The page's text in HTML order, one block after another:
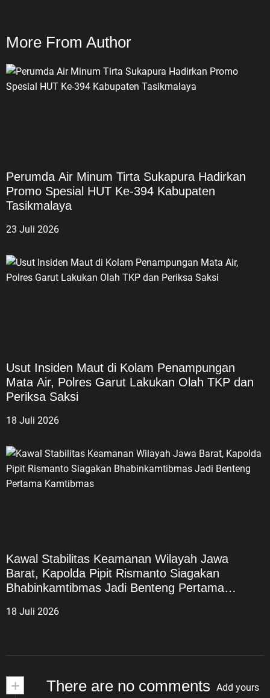
More From Author
Perumda Air Minum Tirta Sukapura Hadirkan
Promo Spesial HUT Ke-394 Kabupaten
Tasikmalaya
23 Juli 2026
Usut Insiden Maut di Kolam Penampungan
Mata Air, Polres Garut Lakukan Olah TKP dan
Periksa Saksi
18 Juli 2026
Kawal Stabilitas Keamanan Wilayah Jawa
Barat, Kapolda Pipit Rismanto Siagakan
Bhabinkamtibmas Jadi Benteng Pertama
18 Juli 2026
+ There are no comments Add yours